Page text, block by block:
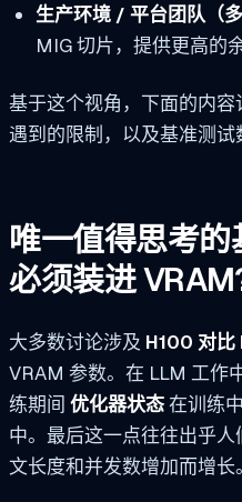
生产环境 / 平台团队（多
MIG 切片，提供更高的
基于这个视角，下面的内
遇到的限制，以及基准测试
唯一值得思考
必须装进
大多数讨论涉及 H100 对
VRAM 参数。在 LLM 工作
练期间 优化器状态在训练
中。最后这一点往往出乎
文长度和并发数增加而增长。